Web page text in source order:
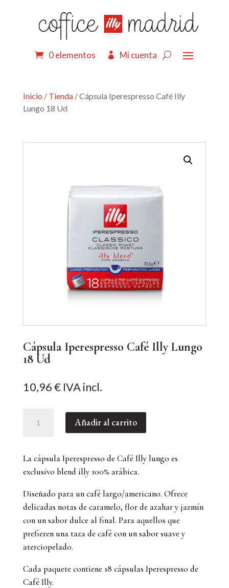
0 elementos Mi cuenta
Inicio / Tienda/ Cápsula Iperespresso Café Illy
Lungo 18 Ud
Cápsula Iperespresso Café Illy Lungo
18 Ud
10,96€ IVA incl.
Iperespresso
Lungo
18
cantidad
Añadir al carrito
La cápsulaIperespresso de Café Illy lungo es
exclusivo blend illy 100% arábica.
Diseñado para un café largo/americano. Ofrece
delicadas notas de caramelo, flor de azahar y jazmín
con un sabor dulce al final. Para aquellos que
prefieren una taza de café con un sabor suave y
aterciopelado.
Cada paquete contiene 18 cápsulas Iperespresso de
Café Illy.